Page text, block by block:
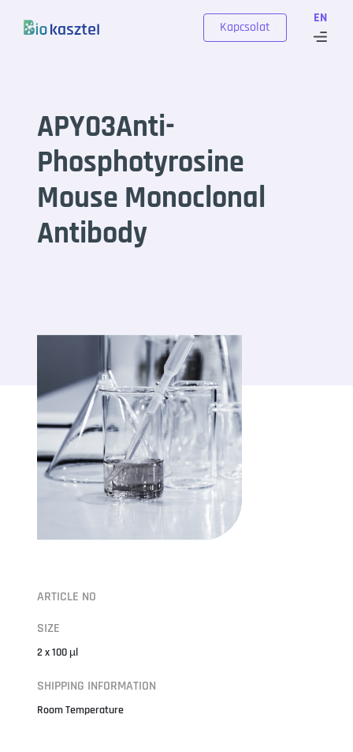
EN
Kapcsolat
APY03Anti-
Phosphotyrosine
Mouse Monoclonal
Antibody
ARTICLE NO
SIZE
2 x 100 µl
SHIPPING INFORMATION
Room Temperature